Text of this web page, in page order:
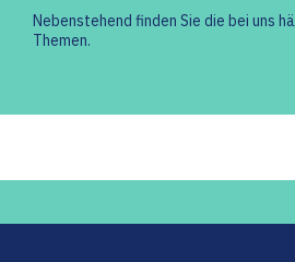
Nebenstehend finden Sie die bei uns
Themen.